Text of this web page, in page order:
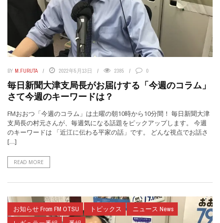
BY M.FURUTA 2022年5月13日 2385 0
毎日新聞大津支局長がお届けする「今週のコラム」
さて今週のキーワードは？
FMおおつ「今週のコラム」は土曜の朝10時から10分間！ 毎日新聞大津
支局長の村元さんが、毎週気になる話題をピックアップします。 今週
のキーワードは 「近江に伝わる平家の話」です。 どんな視点でお話さ
[…]
READ MORE
お知らせ From FM OTSU トピックス
ニュース News